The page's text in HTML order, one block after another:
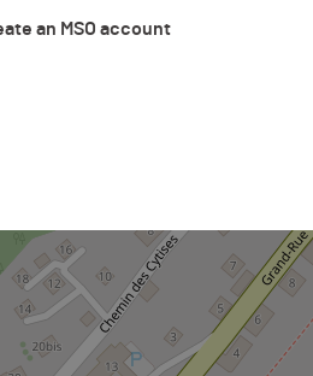
an MSO account
le cumul des deux âges, qui fait
cumulés est inférieur à 90 ans la
area